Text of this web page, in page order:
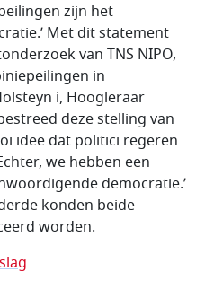
zijn het
Met dit statement
van TNS NIPO,
in
i, Hoogleraar
deze stelling van
idee dat politici regeren
we hebben een
democratie.’
konden beide
worden.